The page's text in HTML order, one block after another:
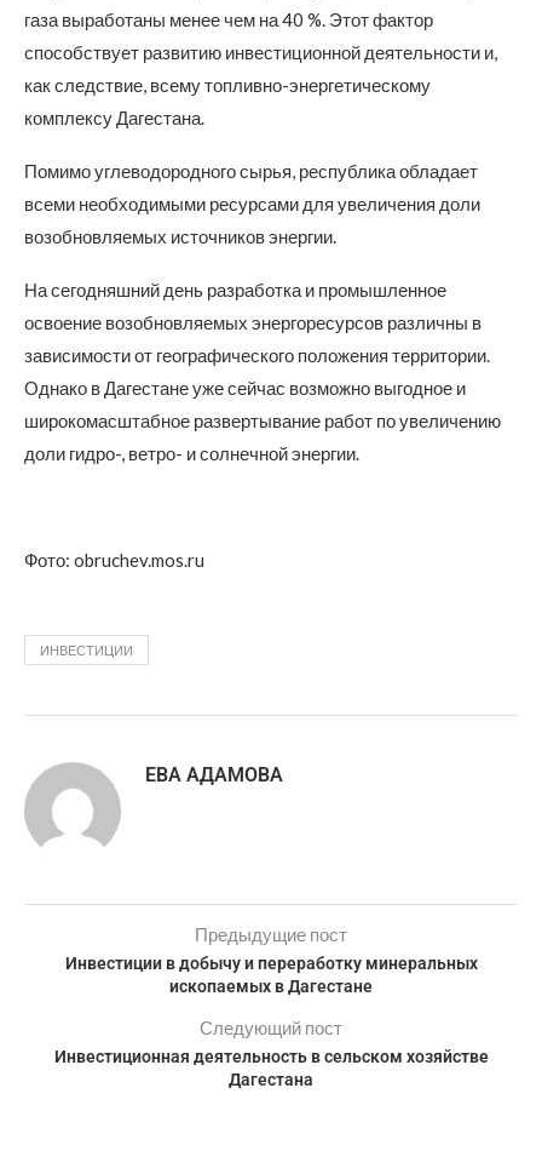
газа выработаны менее чем на 40 %. Этот фактор
способствует развитию инвестиционной деятельности и,
как следствие, всему топливно-энергетическому
комплексу Дагестана.
Помимо углеводородного сырья, республика обладает
всеми необходимыми ресурсами для увеличения доли
возобновляемых источников энергии.
На сегодняшний день разработка и промышленное
освоение возобновляемых энергоресурсов различны в
зависимости от географического положения территории.
Однако в Дагестане уже сейчас возможно выгодное и
широкомасштабное развертывание работ по увеличению
доли гидро-, ветро- и солнечной энергии.
Фото: obruchev.mos.ru
ИНВЕСТИЦИИ
ЕВА АДАМОВА
Предыдущие пост
Инвестиции в добычу и переработку минеральных
ископаемых в Дагестане
Следующий пост
Инвестиционная деятельность в сельском хозяйстве
Дагестана